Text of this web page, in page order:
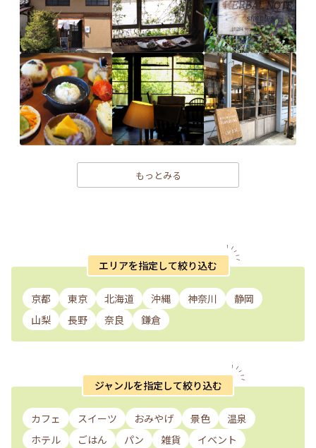
もっとみる
エリアを指定して絞り込む
京都 東京 北海道 沖縄 神奈川
静岡
山梨
長野 奈良 鎌倉
ジャンルを指定して絞り込む
カフェ スイーツ おみやげ 景色
温泉
ホテル
ごはん パン 雑貨 イベント